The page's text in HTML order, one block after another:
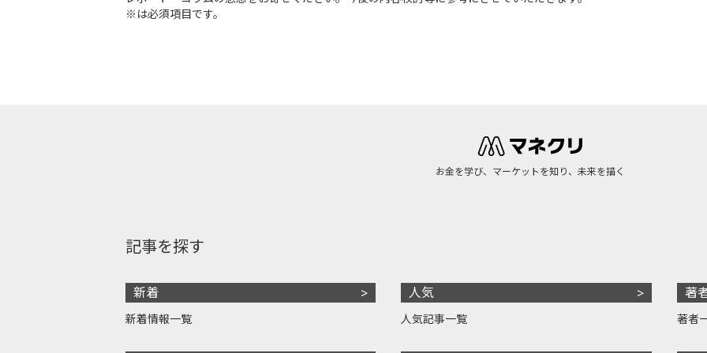
※は必須項目です。
お金を学び、マーケットを知り、未来を描く
記事を探す
新着
新着情報一覧
人気
人気記事一覧
著
著者